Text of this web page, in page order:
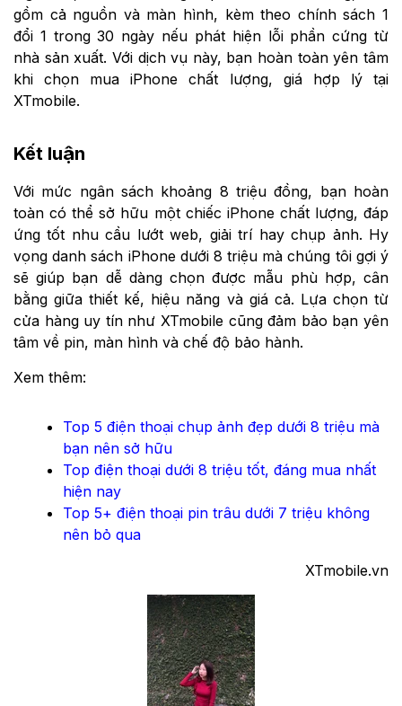
gồm cả nguồn và màn hình, kèm theo chính sách 1
đổi 1 trong 30 ngày nếu phát hiện lỗi phần cứng từ
nhà sản xuất. Với dịch vụ này, bạn hoàn toàn yên tâm
khi chọn mua iPhone chất lượng, giá hợp lý tại
XTmobile.
Kết luận
Với mức ngân sách khoảng 8 triệu đồng, bạn hoàn
toàn có thể sở hữu một chiếc iPhone chất lượng, đáp
ứng tốt nhu cầu lướt web, giải trí hay chụp ảnh. Hy
vọng danh sách iPhone dưới 8 triệu mà chúng tôi gợi ý
sẽ giúp bạn dễ dàng chọn được mẫu phù hợp, cân
bằng giữa thiết kế, hiệu năng và giá cả. Lựa chọn từ
cửa hàng uy tín như XTmobile cũng đảm bảo bạn yên
tâm về pin, màn hình và chế độ bảo hành.
Xem thêm:
Top 5 điện thoại chụp ảnh đẹp dưới 8 triệu mà
bạn nên sở hữu
Top điện thoại dưới 8 triệu tốt, đáng mua nhất
hiện nay
Top 5+ điện thoại pin trâu dưới 7 triệu không
nên bỏ qua
XTmobile.vn